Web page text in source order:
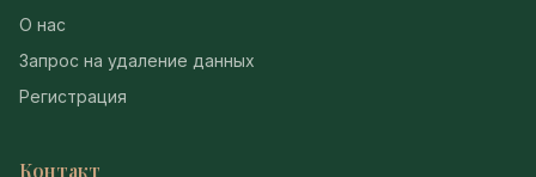
О нас
Запрос на удаление данных
Регистрация
Контакт